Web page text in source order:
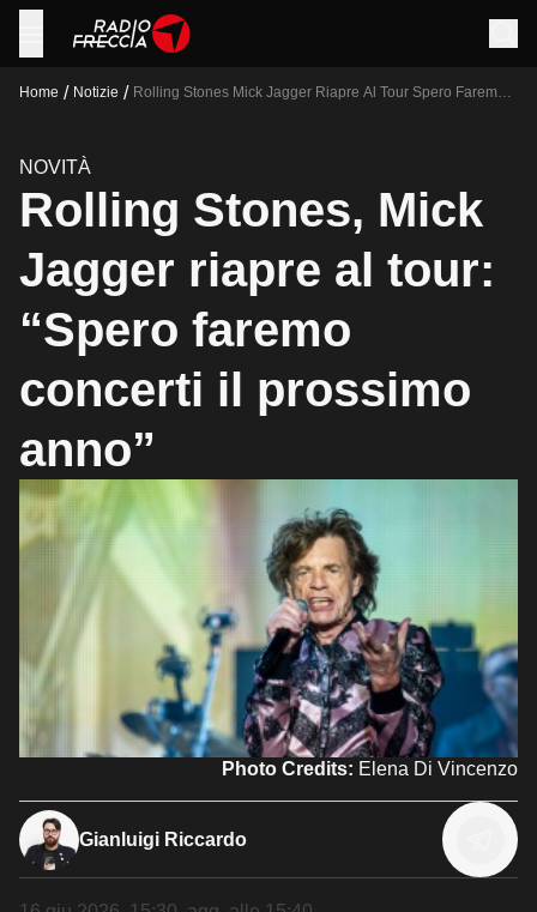
Home / Notizie / Rolling Stones Mick Jagger Riapre Al Tour Spero Faremo
NOVITÀ
Rolling Stones, Mick
Jagger riapre al tour:
“Spero faremo
concerti il prossimo
anno”
Photo Credits: Elena Di Vincenzo
Gianluigi Riccardo